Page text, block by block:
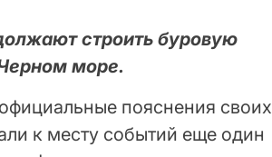
строить буровую
море.
пояснения своих
к месту событий еще один